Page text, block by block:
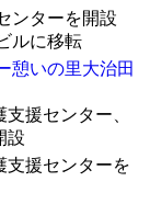
ンターを開設
ルに移転
憩いの里大治田
援センター、
設
支援センターを